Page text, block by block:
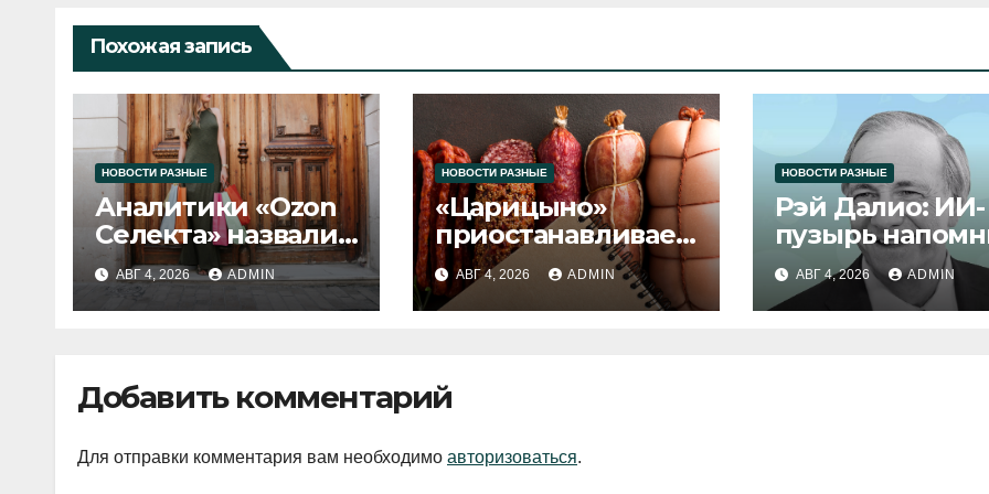
Похожая запись
НОВОСТИ РАЗНЫЕ
Аналитики «Ozon
Селекта» назвали
fashion-тренды
2026 года
АВГ 4, 2026 ADMIN
НОВОСТИ РАЗНЫЕ
«Царицыно»
приостанавливает
выпуск продукции
АВГ 4, 2026 ADMIN
НОВОСТИ РАЗНЫЕ
Рэй Далио: ИИ-
пузырь
1929 и 2000
АВГ 4, 2026 ADMIN
Добавить комментарий
Для отправки комментария вам необходимо авторизоваться.